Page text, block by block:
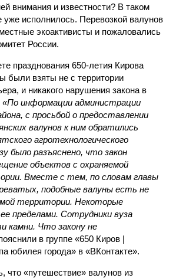
внимания и известности? В таком
уже исполнилось. Перевозкой валунов
экоактивисты и пожаловались
России.
празднования 650-летия Кирова
были взяты не с территории
и никакого нарушения закона в
«По информации администрации
с просьбой о предоставлении
валунов к ним обратились
агротехнологического
было разъяснено, что закон
объектов с охраняемой
Вместе с тем, по словам главы
подобные валуны есть не
территории. Некоторые
пределами. Сотрудники вуза
камни. Что закону не
в группе «650 Киров |
юбилея города» в «ВКонтакте».
что «путешествие» валунов из